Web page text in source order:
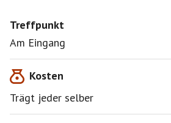
Treffpunkt
Am Eingang
Kosten
Trägt jeder selber